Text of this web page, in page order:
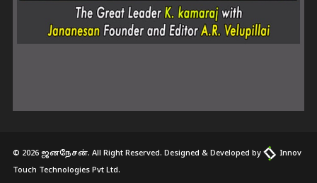
© 2026 ஜனநேசன். All Right Reserved. Designed & Developed by
Innov
Touch Technologies Pvt Ltd.